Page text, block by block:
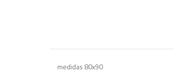
medidas 80x90